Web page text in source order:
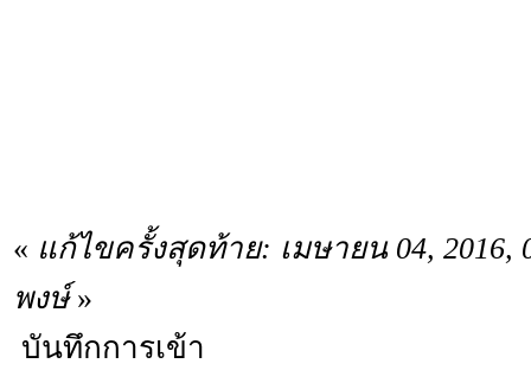
« แก้ไขครั้งสุดท้าย: เมษายน 04, 2016,
พงษ์»
บันทึกการเข้า